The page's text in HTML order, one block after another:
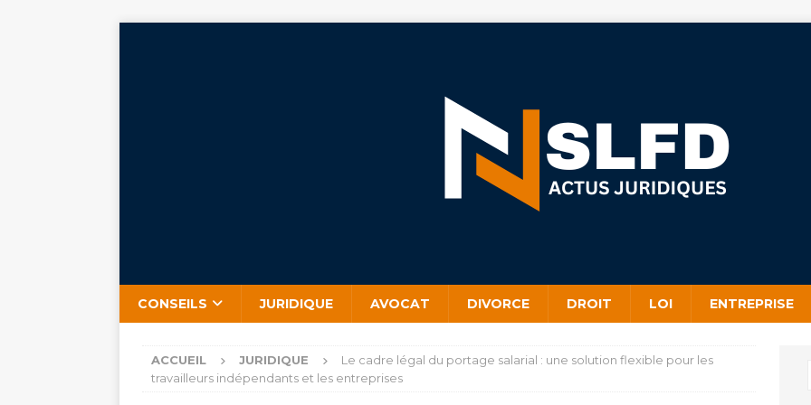
CONSEILS JURIDIQUE AVOCAT DIVORCE DROIT LOI ENTREPRISE
ACCUEIL JURIDIQUE
Le cadre légal du portage salarial : une solution flexible pour les
travailleurs indépendants et les entreprises